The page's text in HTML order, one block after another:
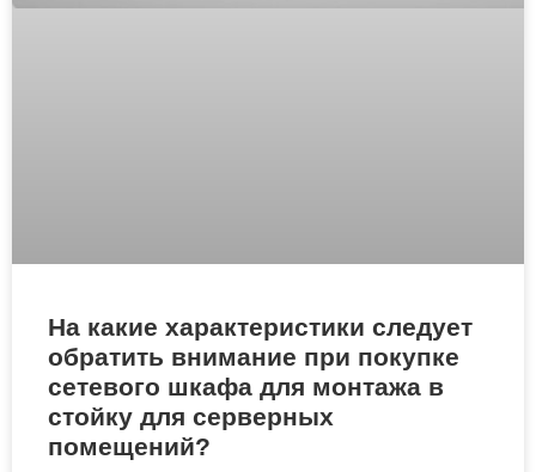
На какие характеристики следует
обратить внимание при покупке
сетевого шкафа для монтажа в
стойку для серверных
помещений?